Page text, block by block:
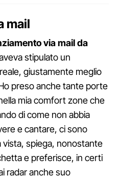
mail
via mail da
stipulato un
giustamente meglio
preso anche tante porte
mia comfort zone che
di come non abbia
e cantare, ci sono
vista, spiega, nonostante
e preferisce, in certi
radar anche suo